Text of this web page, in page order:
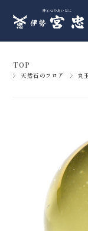
TOP
天然石のフロア 丸